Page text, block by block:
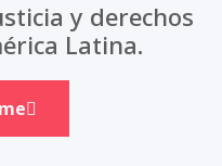
y derechos
Latina.